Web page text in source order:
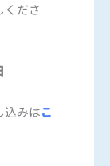
くださ
込みはこ